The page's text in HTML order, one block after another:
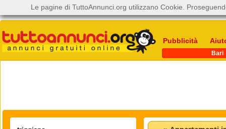
Pubblicità
Bari
Le pagine di TuttoAnnunci.org utilizzano Cookie.